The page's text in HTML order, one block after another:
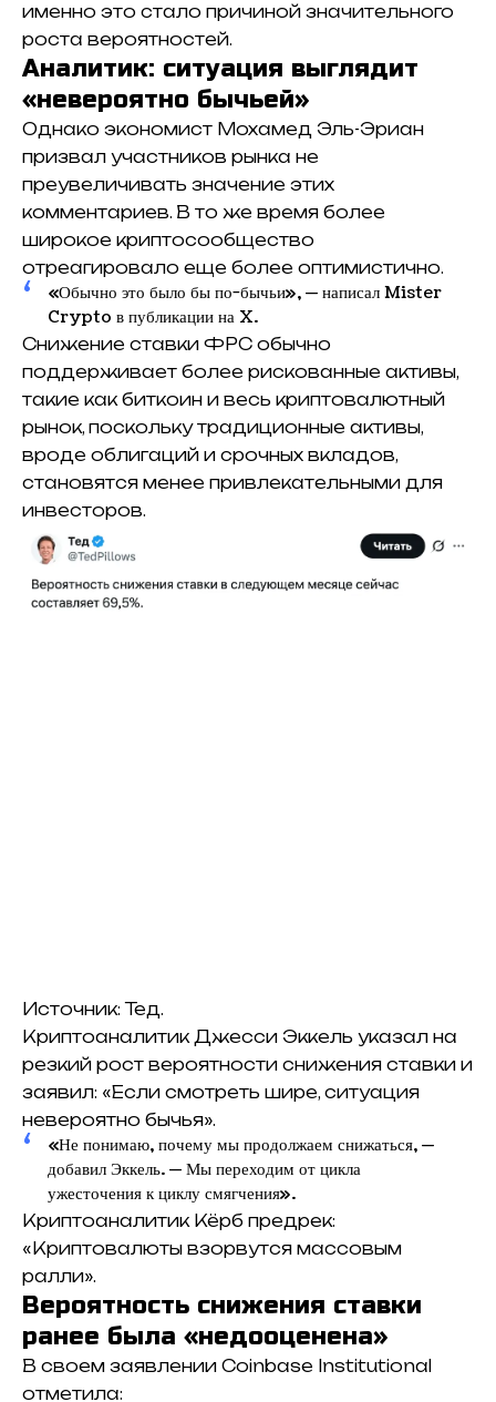
именно это стало причиной значительного
роста вероятностей.
Аналитик: ситуация выглядит
«невероятно бычьей»
Однако экономист Мохамед Эль-Эриан
призвал участников рынка не
преувеличивать значение этих
комментариев. В то же время более
широкое криптосообщество
отреагировало еще более оптимистично.
«Обычно это было бы по-бычьи», — написал Mister
Crypto в публикации на X.
Снижение ставки ФРС обычно
поддерживает более рискованные активы,
такие как биткоин и весь криптовалютный
рынок, поскольку традиционные активы,
вроде облигаций и срочных вкладов,
становятся менее привлекательными для
инвесторов.
Источник: Тед.
Криптоаналитик Джесси Эккель указал на
резкий рост вероятности снижения ставки и
заявил: «Если смотреть шире, ситуация
невероятно бычья».
«Не понимаю, почему мы продолжаем снижаться, —
добавил Эккель. — Мы переходим от цикла
ужесточения к циклу смягчения».
Криптоаналитик Кёрб предрек:
«Криптовалюты взорвутся массовым
ралли».
Вероятность снижения ставки
ранее была «недооценена»
В своем заявлении Coinbase Institutional
отметила: